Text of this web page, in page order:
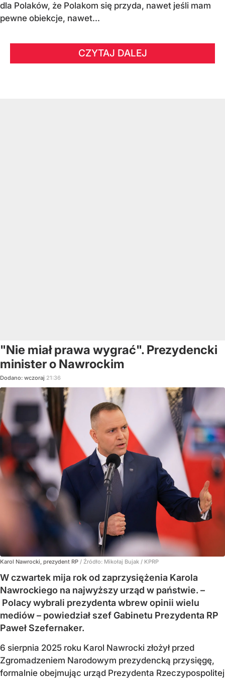
dla Polaków, że Polakom się przyda, nawet jeśli mam
pewne obiekcje, nawet...
CZYTAJ DALEJ
"Nie miał prawa wygrać". Prezydencki
minister o Nawrockim
Dodano: wczoraj 21:36
Karol Nawrocki, prezydent RP / Źródło: Mikołaj Bujak / KPRP
W czwartek mija rok od zaprzysiężenia Karola
Nawrockiego na najwyższy urząd w państwie. –
Polacy wybrali prezydenta wbrew opinii wielu
mediów – powiedział szef Gabinetu Prezydenta RP
Paweł Szefernaker.
6 sierpnia 2025 roku Karol Nawrocki złożył przed
Zgromadzeniem Narodowym prezydencką przysięgę,
formalnie obejmując urząd Prezydenta Rzeczypospolitej